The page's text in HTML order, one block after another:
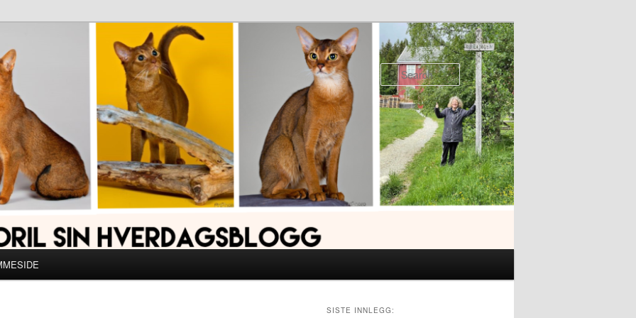
Search
SISTE INNLEGG: